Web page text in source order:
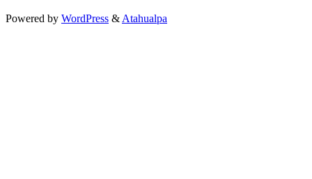
Powered by WordPress & Atahualpa